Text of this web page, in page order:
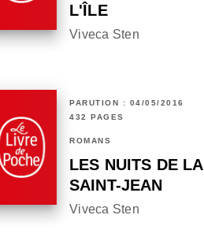
L'ÎLE
Viveca Sten
PARUTION : 04/05/2016
432 PAGES
ROMANS
LES NUITS DE LA
SAINT-JEAN
Viveca Sten